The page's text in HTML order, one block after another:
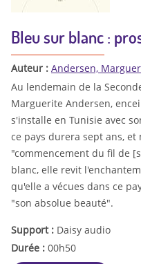
Bleu sur blanc :
Auteur : Andersen,
Au lendemain de la
Marguerite Andersen,
s'installe en Tunisie avec
ce pays durera sept ans,
"commencement du fil de
blanc, elle revit
qu'elle a vécues dans ce
"son absolue beauté".
Support : Daisy audio
Durée : 00h50